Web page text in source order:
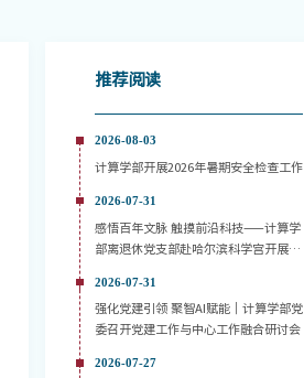
推荐阅读
2026-08-03
计算学部开展2026年暑期安全检查工作
2026-07-31
感悟百年文脉 触摸前沿科技——计算学
部离退休党支部赴哈尔滨科学宫开展主
2026-07-31
强化党建引领 聚智AI赋能｜计算学部党
委召开党建工作与中心工作融合研讨会
2026-07-27